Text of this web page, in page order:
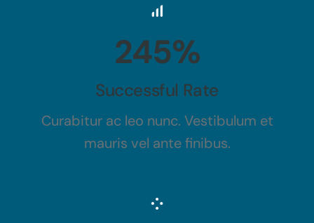
245%
Successful Rate
Curabitur ac leo nunc. Vestibulum et
mauris vel ante finibus.